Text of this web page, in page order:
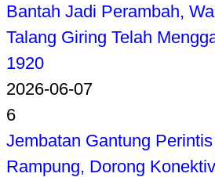
Bantah Jadi Perambah,
Talang Giring Telah
1920
2026-06-07
6
Jembatan Gantung
Rampung, Dorong